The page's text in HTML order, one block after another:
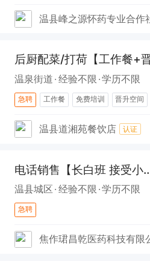
温县峰之源怀药专业合作
后厨配菜/打荷【工作餐+
温泉街道 经验不限 学历不限
急聘 工作餐 免费培训 晋升空间
温县道湘苑餐饮店 认证
电话销售【长白班 接受小
温县城区 经验不限 学历不限
急聘
焦作珺昌乾医药科技有限